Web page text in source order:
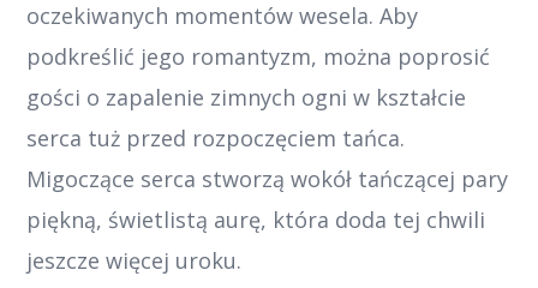
oczekiwanych momentów wesela. Aby
podkreślić jego romantyzm, można poprosić
gości o zapalenie zimnych ogni w kształcie
serca tuż przed rozpoczęciem tańca.
Migoczące serca stworzą wokół tańczącej pary
piękną, świetlistą aurę, która doda tej chwili
jeszcze więcej uroku.